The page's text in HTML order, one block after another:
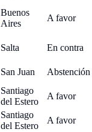
Buenos
Aires
A favor
Salta
En contra
San Juan Abstención
Santiago
del Estero
A favor
Santiago
del Estero
A favor